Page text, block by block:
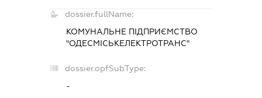
dossier.fullName:
КОМУНАЛЬНЕ ПІДПРИЄМСТВО
"ОДЕСМІСЬКЕЛЕКТРОТРАНС"
dossier.opfSubType:
-